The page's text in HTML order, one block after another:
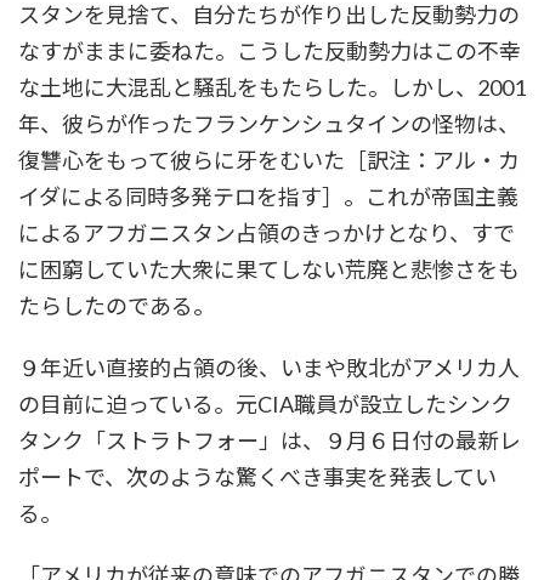
スタンを見捨て、自分たちが作り出した反動勢力の
なすがままに委ねた。こうした反動勢力はこの不幸
な土地に大混乱と騒乱をもたらした。しかし、2001
年、彼らが作ったフランケンシュタインの怪物は、
復讐心をもって彼らに牙をむいた［訳注：アル・カ
イダによる同時多発テロを指す］。これが帝国主義
によるアフガニスタン占領のきっかけとなり、すで
に困窮していた大衆に果てしない荒廃と悲惨さをも
たらしたのである。
９年近い直接的占領の後、いまや敗北がアメリカ人
の目前に迫っている。元CIA職員が設立したシンク
タンク「ストラトフォー」は、９月６日付の最新レ
ポートで、次のような驚くべき事実を発表してい
る。